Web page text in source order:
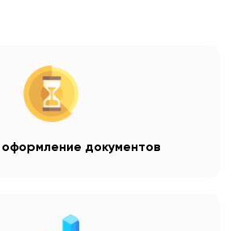
документов